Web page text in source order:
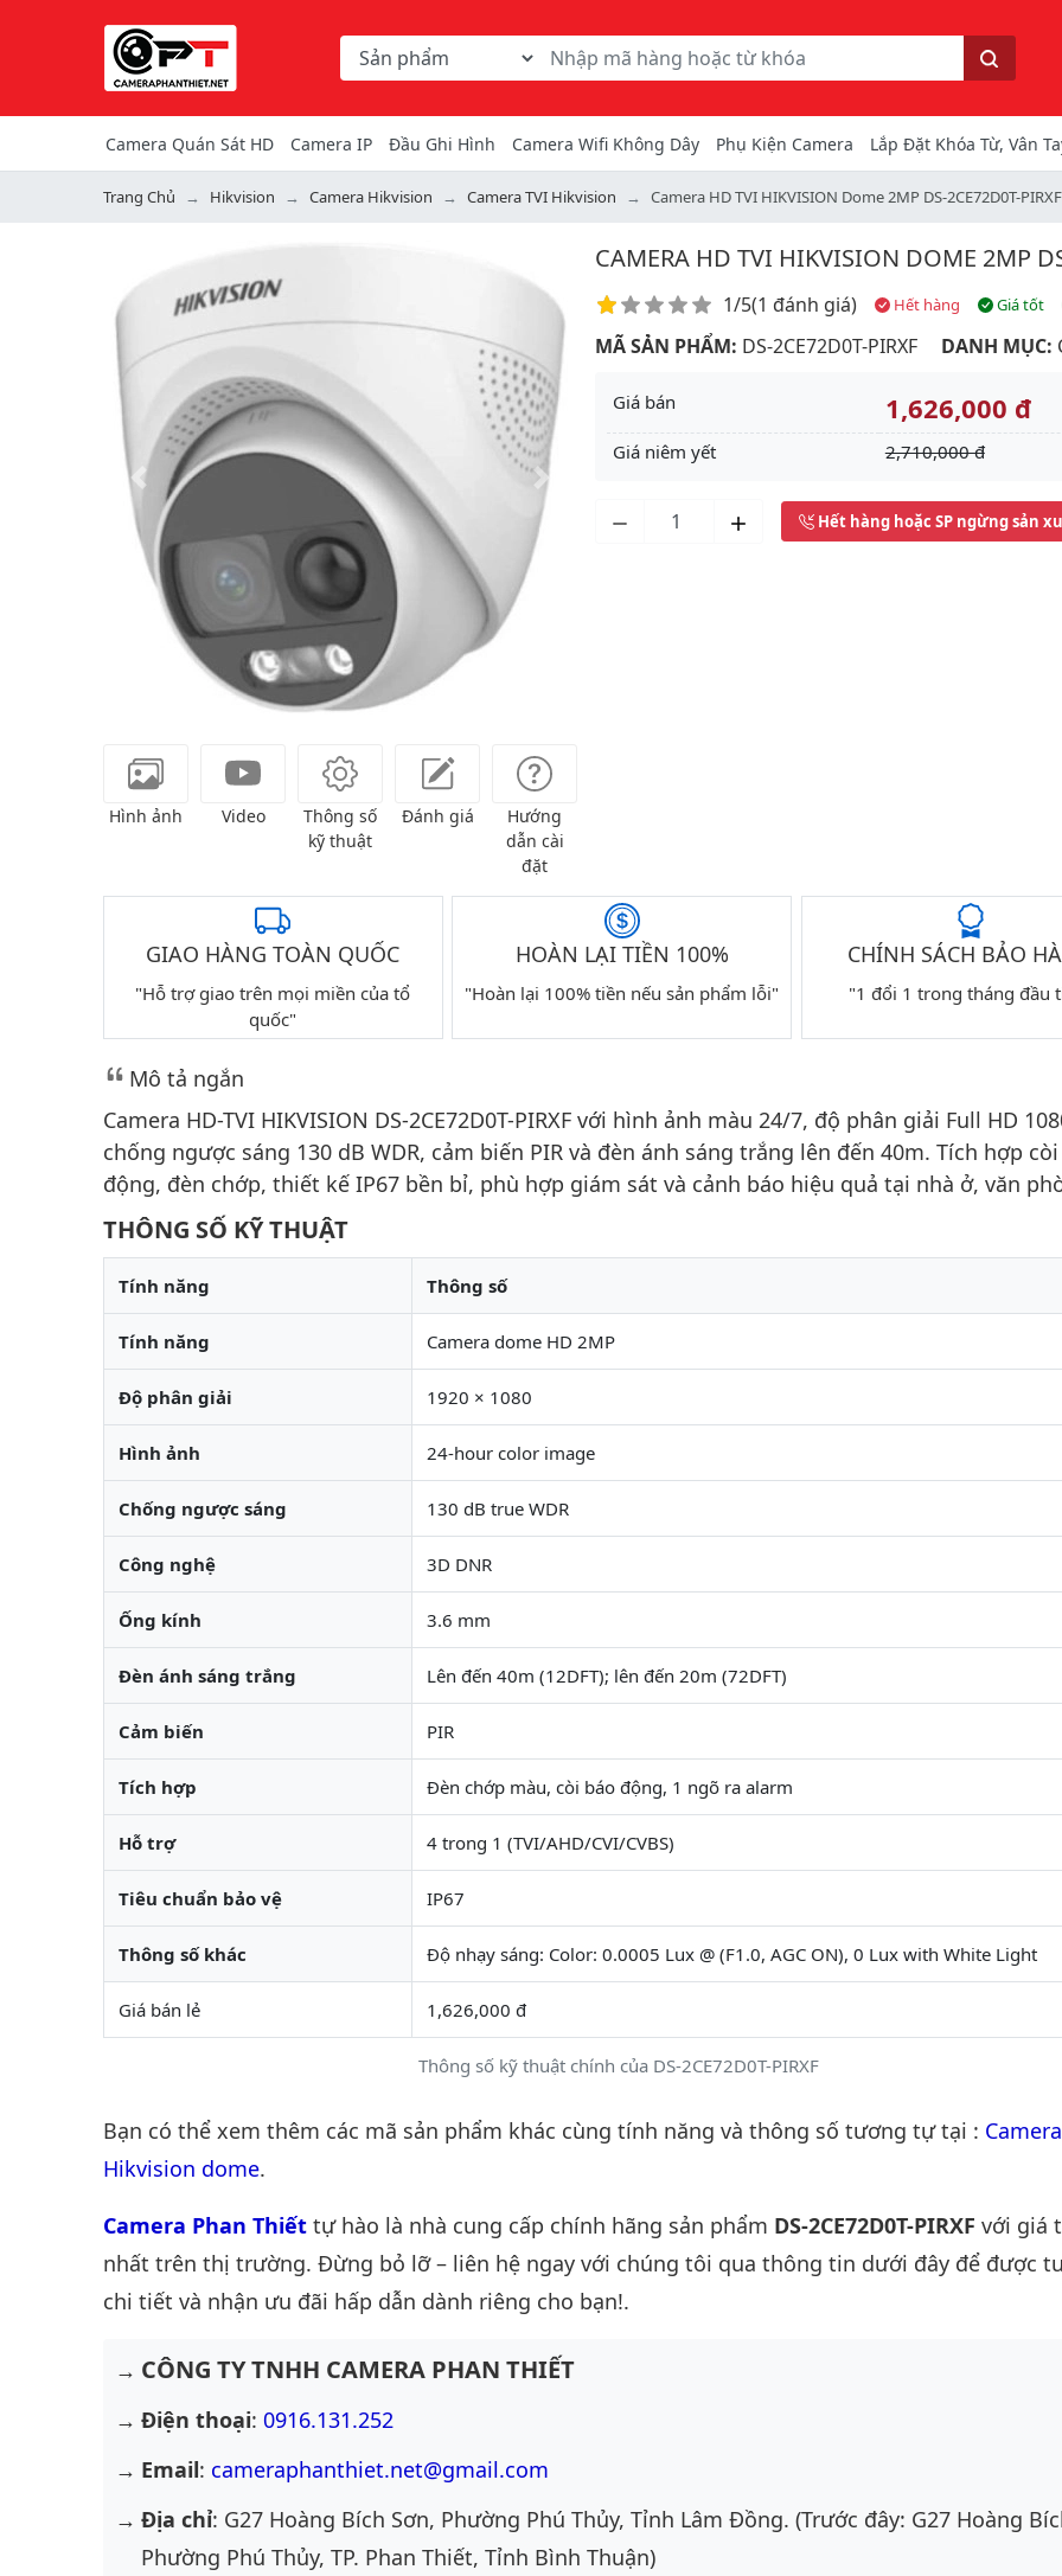
Chọn danh mục tìm kiếm
Từ khóa hoặc mã hàng
Tìm kiếm
Camera Quán Sát HD Camera IP Đầu Ghi Hình Camera Wifi Không Dây Phụ Kiện Camera Lắp Đặt Khóa Từ, Vân
Trang Chủ Hikvision Camera Hikvision Camera TVI Hikvision Camera HD TVI HIKVISION Dome 2MP DS-2CE72D0T-PIRXF
Previous Next
Hình ảnh Video
Thông số
kỹ thuật
Đánh giá
Hướng
dẫn cài
đặt
CAMERA HD TVI HIKVISION DOME 2MP
Điểm đánh giá
1/5(1 đánh giá) Hết hàng Giá tốt
MÃ SẢN PHẨM: DS-2CE72D0T-PIRXF DANH MỤC:
Giá bán 1,626,000 đ
Giá niêm yết 2,710,000 đ
Hết hàng hoặc SP ngừng sản
GIAO HÀNG TOÀN QUỐC
"Hỗ trợ giao trên mọi miền của tổ
quốc"
HOÀN LẠI TIỀN 100%
"Hoàn lại 100% tiền nếu sản phẩm lỗi"
CHÍNH SÁCH BẢO
"1 đổi 1 trong tháng đầu
Mô tả ngắn
Camera HD-TVI HIKVISION DS-2CE72D0T-PIRXF với hình ảnh màu 24/7, độ phân giải Full HD
chống ngược sáng 130 dB WDR, cảm biến PIR và đèn ánh sáng trắng lên đến 40m. Tích hợp
động, đèn chớp, thiết kế IP67 bền bỉ, phù hợp giám sát và cảnh báo hiệu quả tại nhà ở, văn
THÔNG SỐ KỸ THUẬT
Thông số kỹ thuật chính của DS-2CE72D0T-PIRXF
Tính năng Thông số
Tính năng Camera dome HD 2MP
Độ phân giải 1920 × 1080
Hình ảnh 24-hour color image
Chống ngược sáng 130 dB true WDR
Công nghệ 3D DNR
Ống kính 3.6 mm
Đèn ánh sáng trắng Lên đến 40m (12DFT); lên đến 20m (72DFT)
Cảm biến PIR
Tích hợp Đèn chớp màu, còi báo động, 1 ngõ ra alarm
Hỗ trợ 4 trong 1 (TVI/AHD/CVI/CVBS)
Tiêu chuẩn bảo vệ IP67
Thông số khác Độ nhạy sáng: Color: 0.0005 Lux @ (F1.0, AGC ON), 0 Lux with White Light
Giá bán lẻ 1,626,000 đ
Bạn có thể xem thêm các mã sản phẩm khác cùng tính năng và thông số tương tự tại :
Hikvision dome.
Camera Phan Thiết tự hào là nhà cung cấp chính hãng sản phẩm DS-2CE72D0T-PIRXF với giá
nhất trên thị trường. Đừng bỏ lỡ – liên hệ ngay với chúng tôi qua thông tin dưới đây để được
chi tiết và nhận ưu đãi hấp dẫn dành riêng cho bạn!.
CÔNG TY TNHH CAMERA PHAN THIẾT
Điện thoại: 0916.131.252
Email: cameraphanthiet.net@gmail.com
Địa chỉ: G27 Hoàng Bích Sơn, Phường Phú Thủy, Tỉnh Lâm Đồng. (Trước đây: G27 Hoàng
Phường Phú Thủy, TP. Phan Thiết, Tỉnh Bình Thuận)